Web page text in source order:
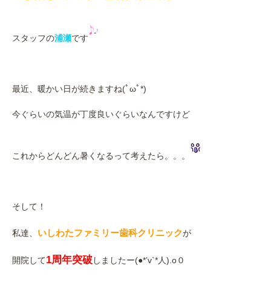
スタッフの浦瀬です
最近、暖かい日が続きますね(ﾟωﾟ*)
今ぐらいの気温が丁度良いぐらいなんですけど
これからどんどん暑くなるって考えたら。。。
そして！
私達、 いしわたファミリー歯科クリニックが
開院して1周年突破しましたー(●*’v`*人).o０